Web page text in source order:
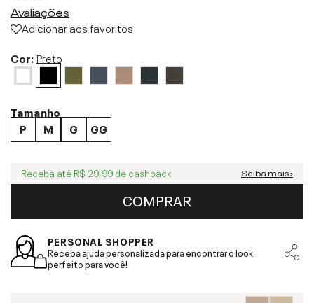
Avaliações
Adicionar aos favoritos
Cor:Preto
Tamanho
P
M G GG
Receba até R$ 29,99 de cashback Saiba mais ›
COMPRAR
PERSONAL SHOPPER
Receba ajuda personalizada para encontrar o look
perfeito para você!